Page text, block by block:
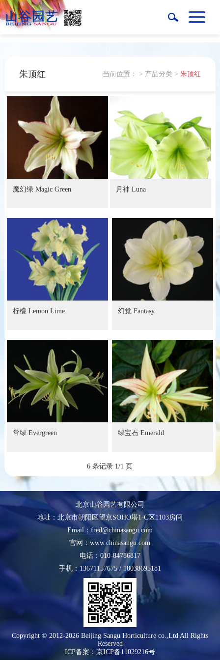
当前位置： > 产品分类 >朱顶红
朱顶红
魔幻绿 Magic Green 月神 Luna
柠檬 Lemon Lime 幻觉 Fantasy
常绿 Evergreen 绿宝石 Emerald
6 条记录 1/1 页
北京山谷园艺有限公司
地址：北京市朝阳区望京SOHO塔1-C区1103房间
Email：fred@chinasangu.com
官网：www.chinasangu.com
电话：010-84786817
手机：13671157675 / 18038695181
Copyright © 2012-2026 Beijing Sangu Horticulture co.,Ltd All Rights
Reserved
ICP备案： 京ICP备11029216号